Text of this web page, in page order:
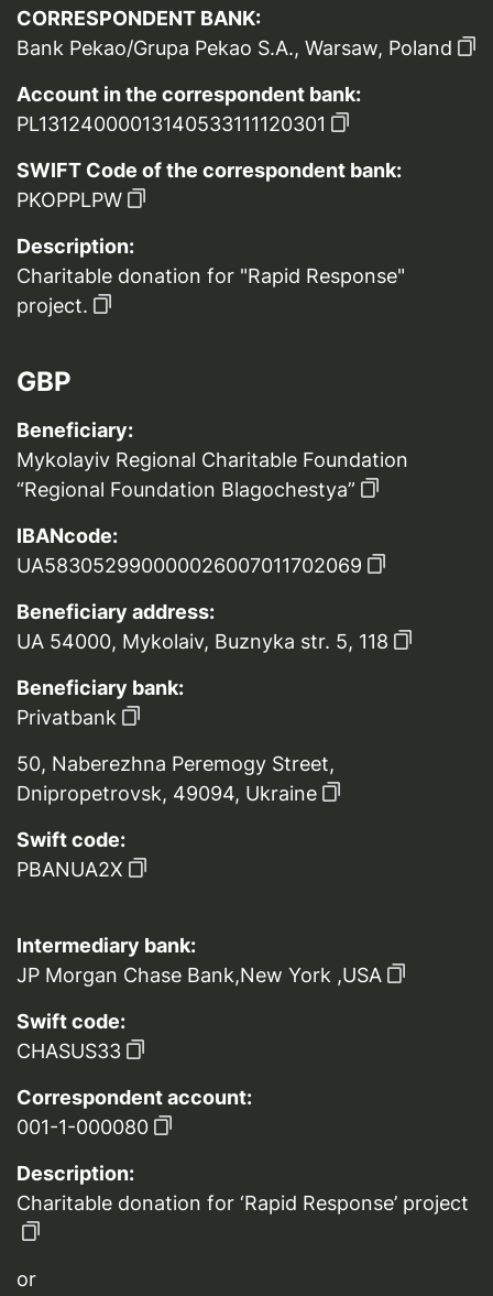
CORRESPONDENT BANK:
Bank Pekao/Grupa Pekao S.A., Warsaw, Poland
Account in the correspondent bank:
PL13124000013140533111120301
SWIFT Code of the correspondent bank:
PKOPPLPW
Description:
Charitable donation for "Rapid Response"
project.
GBP
Beneficiary:
Mykolayiv Regional Charitable Foundation
“Regional Foundation Blagochestya”
IBANcode:
UA583052990000026007011702069
Beneficiary address:
UA 54000, Mykolaiv, Buznyka str. 5, 118
Beneficiary bank:
Privatbank
50, Naberezhna Peremogy Street,
Dnipropetrovsk, 49094, Ukraine
Swift code:
PBANUA2X
Intermediary bank:
JP Morgan Chase Bank,New York ,USA
Swift code:
CHASUS33
Correspondent account:
001-1-000080
Description:
Charitable donation for ‘Rapid Response’ project
or